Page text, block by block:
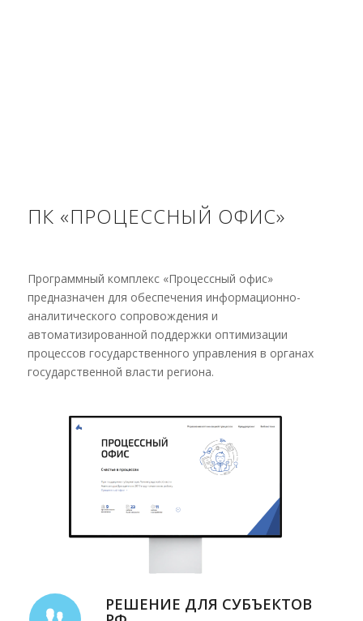
ПК «ПРОЦЕССНЫЙ ОФИС»
Программный комплекс «Процессный офис»
предназначен для обеспечения информационно-
аналитического сопровождения и
автоматизированной поддержки оптимизации
процессов государственного управления в органах
государственной власти региона.
РЕШЕНИЕ ДЛЯ СУБЪЕКТОВ